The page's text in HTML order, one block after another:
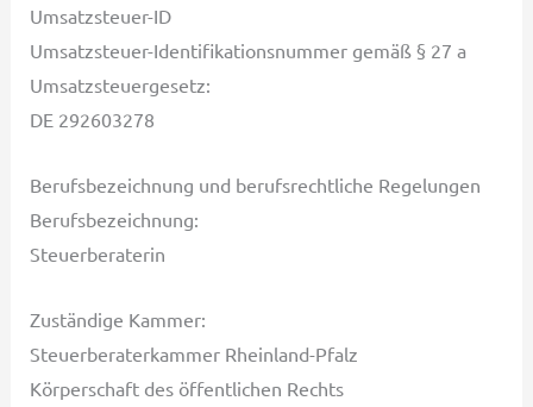
Umsatzsteuer-ID
Umsatzsteuer-Identifikationsnummer gemäß § 27 a
Umsatzsteuergesetz:
DE 292603278
Berufsbezeichnung und berufsrechtliche Regelungen
Berufsbezeichnung:
Steuerberaterin
Zuständige Kammer:
Steuerberaterkammer Rheinland-Pfalz
Körperschaft des öffentlichen Rechts